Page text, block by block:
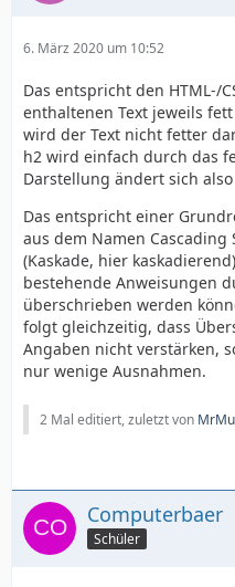
6. März 2020 um 10:52
Das entspricht den HTML-/
enthaltenen Text jeweils
wird der Text nicht fetter
h2 wird einfach durch das
Darstellung ändert sich
Das entspricht einer
aus dem Namen Cascading
(Kaskade, hier
bestehende Anweisungen
überschrieben werden
folgt gleichzeitig, dass
Angaben nicht verstärken,
nur wenige Ausnahmen.
2 Mal editiert, zuletzt von
Computerbaer
Schüler